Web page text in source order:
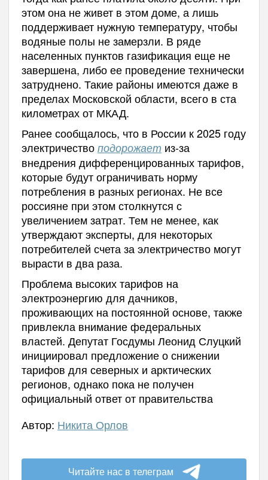
этом она не живет в этом доме, а лишь
поддерживает нужную температуру, чтобы
водяные полы не замерзли. В ряде
населенных пунктов газификация еще не
завершена, либо ее проведение технически
затруднено. Такие районы имеются даже в
пределах Московской области, всего в ста
километрах от МКАД.
Ранее сообщалось, что в России к 2025 году
электричество подорожает из-за
внедрения дифференцированных тарифов,
которые будут ограничивать норму
потребления в разных регионах. Не все
россияне при этом столкнутся с
увеличением затрат. Тем не менее, как
утверждают эксперты, для некоторых
потребителей счета за электричество могут
вырасти в два раза.
Проблема высоких тарифов на
электроэнергию для дачников,
проживающих на постоянной основе, также
привлекла внимание федеральных
властей. Депутат Госдумы Леонид Слуцкий
инициировал предложение о снижении
тарифов для северных и арктических
регионов, однако пока не получен
официальный ответ от правительства
Автор: Никита Орлов
Читайте нас в телеграм